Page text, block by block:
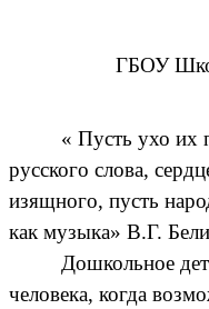
ГБОУ
« Пусть ухо их
русского слова,
изящного, пусть
как музыка» В.Г.
Дошкольное
человека, когда